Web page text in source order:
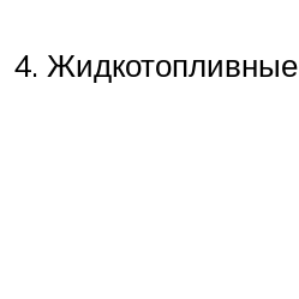
4. Жидкотопливные